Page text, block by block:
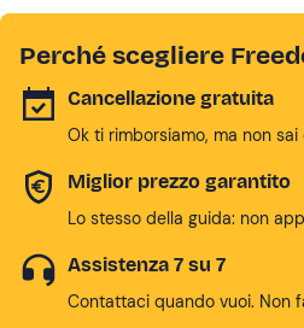
Perché scegliere
Cancellazione gratuita
Ok ti rimborsiamo, ma non
Miglior prezzo garantito
Lo stesso della guida: non
Assistenza 7 su 7
Contattaci quando vuoi. Non